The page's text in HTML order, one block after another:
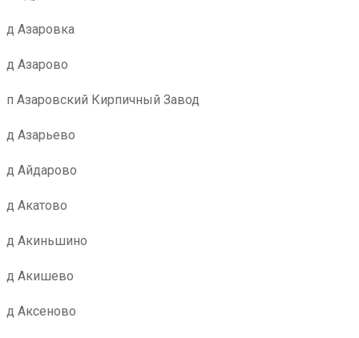
д Азаровка
д Азарово
п Азаровский Кирпичный Завод
д Азарьево
д Айдарово
д Акатово
д Акиньшино
д Акишево
д Аксеново